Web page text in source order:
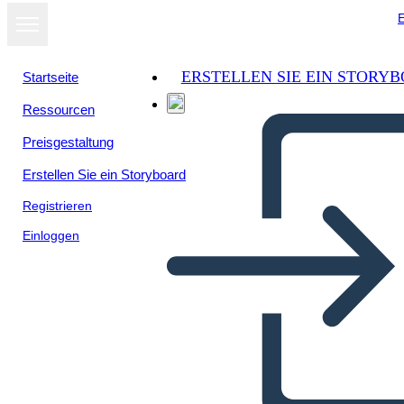
Startseite
Ressourcen
Preisgestaltung
Erstellen Sie ein Storyboard
Registrieren
Einloggen
ERSTELLEN SIE EIN